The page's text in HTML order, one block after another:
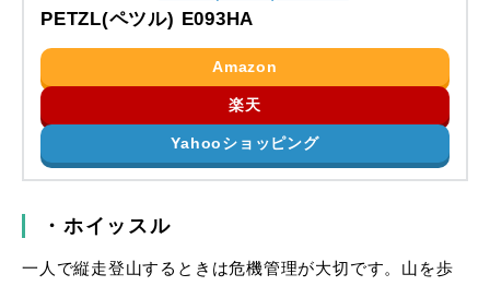
PETZL(ペツル) E093HA
Amazon
楽天
Yahooショッピング
・ホイッスル
一人で縦走登山するときは危機管理が大切です。山を歩